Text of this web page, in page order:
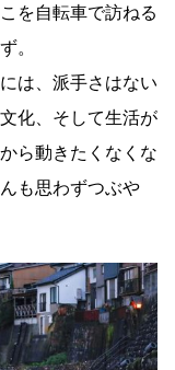
を自転車で訪ねる
。
は、派手さはない
化、そして生活が
ら動きたくなくな
も思わずつぶや